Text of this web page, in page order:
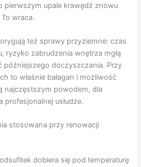
pierwszym upale krawędź znowu
wraca.
też sprawy przyziemne: czas
ryzyko zabrudzenia wnętrza mgłą
późniejszego doczyszczania. Przy
to właśnie bałagan i możliwość
najczęstszym powodem, dla
usłudze.
stosowana przy renowacji
dobiera się pod temperaturę